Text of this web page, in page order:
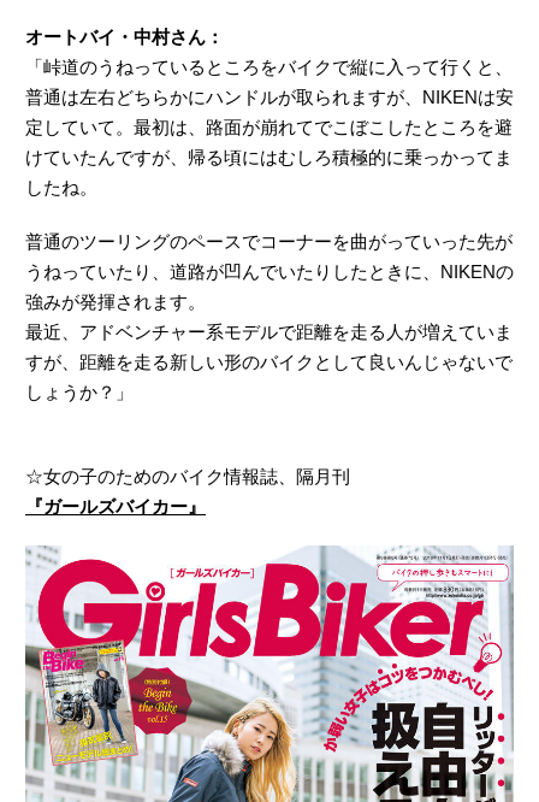
オートバイ・中村さん：
「峠道のうねっているところをバイクで縦に入って行くと、
普通は左右どちらかにハンドルが取られますが、NIKENは安
定していて。最初は、路面が崩れてでこぼこしたところを避
けていたんですが、帰る頃にはむしろ積極的に乗っかってま
したね。
普通のツーリングのペースでコーナーを曲がっていった先が
うねっていたり、道路が凹んでいたりしたときに、NIKENの
強みが発揮されます。
最近、アドベンチャー系モデルで距離を走る人が増えていま
すが、距離を走る新しい形のバイクとして良いんじゃないで
しょうか？」
☆女の子のためのバイク情報誌、隔月刊
『ガールズバイカー』